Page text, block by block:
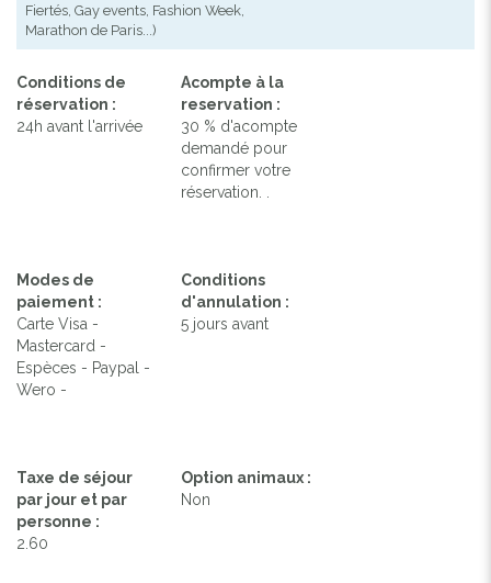
Fiertés, Gay events, Fashion Week,
Marathon de Paris...)
Conditions de
réservation :
24h avant l'arrivée
Acompte à la
reservation :
30 % d'acompte
demandé pour
confirmer votre
réservation. .
Modes de
paiement :
Carte Visa -
Mastercard -
Espèces - Paypal -
Wero -
Conditions
d'annulation :
5 jours avant
Taxe de séjour
par jour et par
personne :
2.60
Option animaux :
Non